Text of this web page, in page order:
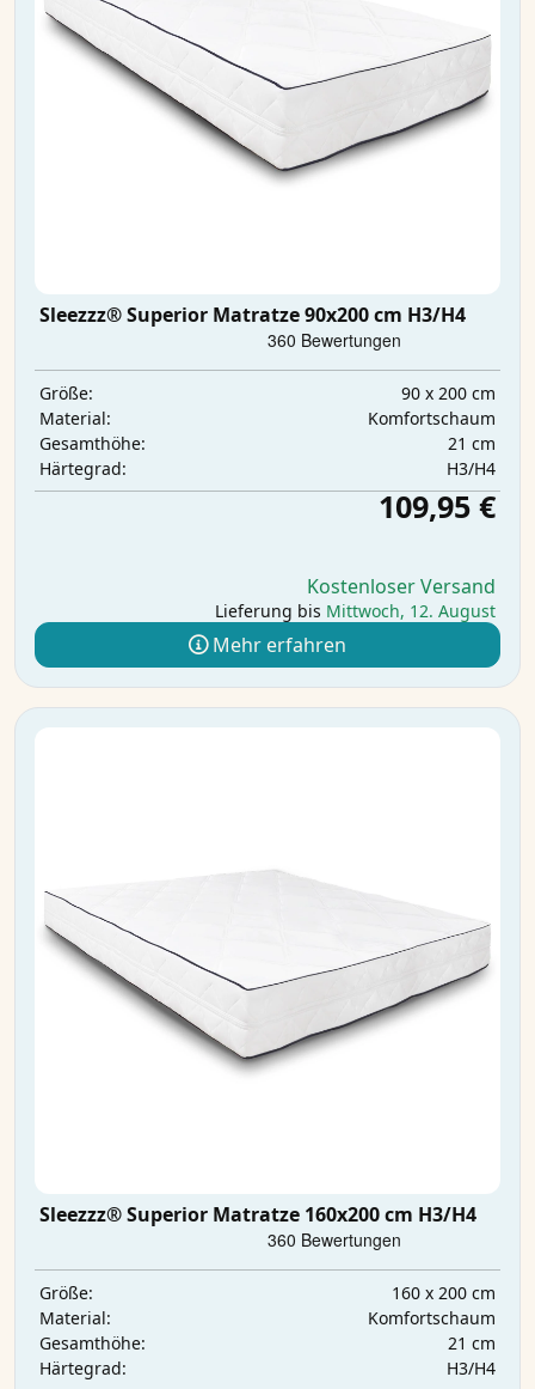
Sleezzz® Superior Matratze 90x200 cm H3/H4
Größe:
90 x 200 cm
Material:
Komfortschaum
Gesamthöhe:
21 cm
Härtegrad:
H3/H4
109,95 €
Kostenloser Versand
Lieferung bis Mittwoch, 12. August
Mehr erfahren
Sleezzz® Superior Matratze 160x200 cm H3/H4
Größe:
160 x 200 cm
Material:
Komfortschaum
Gesamthöhe:
21 cm
Härtegrad:
H3/H4